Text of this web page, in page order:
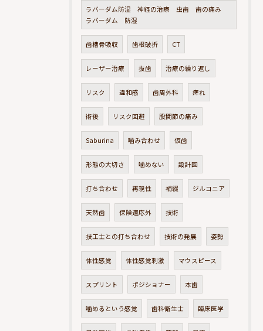
ラバーダム防湿 神経の治療 虫歯 歯の痛み
ラバーダム 防湿
歯槽骨吸収 歯根破折 CT
レーザー治療 抜歯 治療の繰り返し
リスク 違和感 歯周外科 痺れ
術後 リスク回避 股関節の痛み
Saburina 噛み合わせ 仮歯
形態の大切さ 噛めない 設計図
打ち合わせ 再現性 補綴 ジルコニア
天然歯 保険適応外 技術
技工士との打ち合わせ 技術の発展 姿勢
体性感覚 体性感覚刺激 マウスピース
スプリント ポジショナー 本歯
噛めるという感覚 歯科衛生士 臨床医学